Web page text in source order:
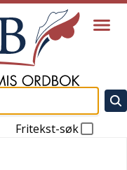
Fritekst-søk